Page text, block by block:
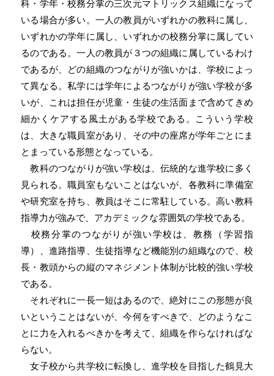
科・学年・校務分掌の三次元マトリックス組織になって
いる場合が多い。一人の教員がいずれかの教科に属し、
いずれかの学年に属し、いずれかの校務分掌に属してい
るのである。一人の教員が３つの組織に属しているわけ
であるが、どの組織のつながりが強いかは、学校によっ
て異なる。私学には学年によるつながりが強い学校が多
いが、これは担任が児童・生徒の生活面まで含めてきめ
細かくケアする風土がある学校である。こういう学校
は、大きな職員室があり、その中の座席が学年ごとにま
とまっている形態となっている。
教科のつながりが強い学校は、伝統的な進学校に多く
見られる。職員室もないことはないが、各教科に準備室
や研究室を持ち、教員はそこに常駐している。高い教科
指導力が強みで、アカデミックな雰囲気の学校である。
校務分掌のつながりが強い学校は、教務（学習指
導）、進路指導、生徒指導など機能別の組織なので、校
長・教頭からの縦のマネジメント体制が比較的強い学校
である。
それぞれに一長一短はあるので、絶対にこの形態が良
いということはないが、今何をすべきで、どのようなこ
とに力を入れるべきかを考えて、組織を作らなければな
らない。
女子校から共学校に転換し、進学校を目指した鶴見大